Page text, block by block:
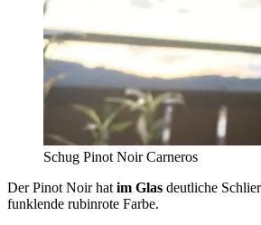
Schug Pinot Noir Carneros
Der Pinot Noir hat im Glas deutliche
funklende rubinrote Farbe.